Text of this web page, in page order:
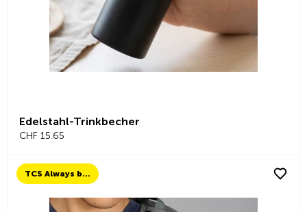
Edelstahl-Trinkbecher
CHF 15.65
TCS Always by my side